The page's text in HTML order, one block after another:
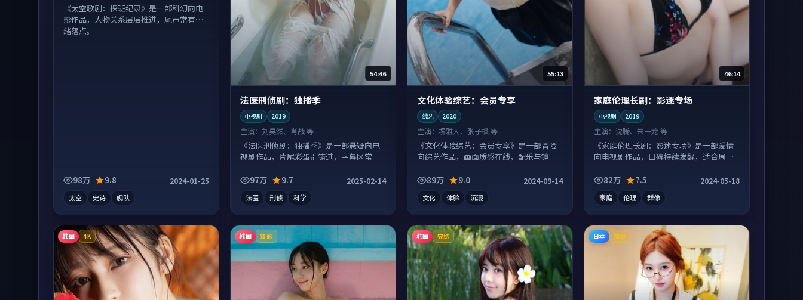
《太空歌剧：探班纪录》是一部科幻向电
影作品，人物关系层层推进，尾声常有情
绪落点。
98万 9.8 2024-01-25
太空 史诗 舰队
54:46
法医刑侦剧：独播季
电视剧 2019
主演： 刘昊然、肖战 等
《法医刑侦剧：独播季》是一部悬疑向电
视剧作品，片尾彩蛋别错过，字幕区常有
97万
9.7 2025-02-14
法医 刑侦 科学
55:13
文化体验综艺：会员专享
综艺 2020
主演：堺雅人、张子枫 等
《文化体验综艺：会员专享》是一部冒险
向综艺作品，画面质感在线，配乐与镜头
89万
9.0 2024-09-14
文化 体验 沉浸
46:14
家庭伦理长剧：影迷专场
电视剧 2019
主演： 沈腾、朱一龙 等
《家庭伦理长剧：影迷专场》是一部爱情
向电视剧作品，口碑持续发酵，适合周末
82万
7.5 2024-05-18
家庭 伦理 群像
韩国 4K 韩国 臻彩 韩国 完结 日本 高分